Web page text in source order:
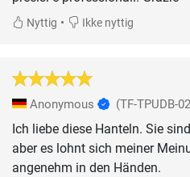
Nyttig • Ikke nyttig
Anonymous (TF-TPUDB-
Ich liebe diese Hanteln. Sie
aber es lohnt sich meiner
angenehm in den Händen.